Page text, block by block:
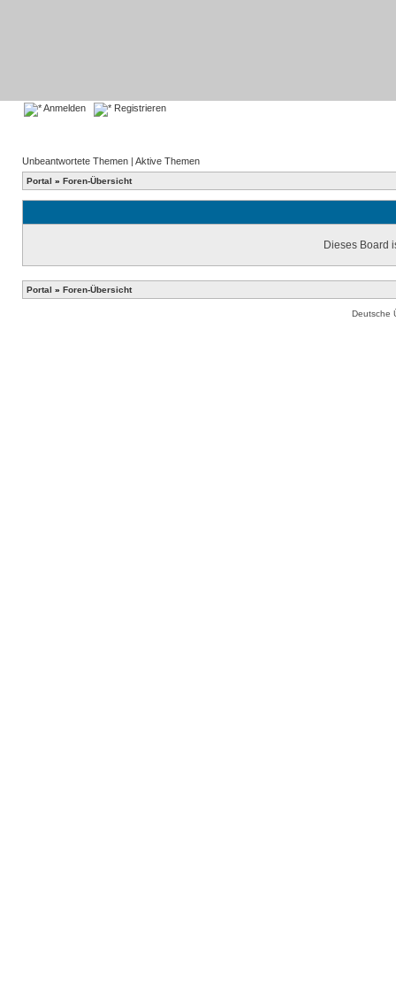
Anmelden Registrieren
Unbeantwortete Themen | Aktive Themen
Portal » Foren-Übersicht
Dieses Board
Portal » Foren-Übersicht
Deutsche